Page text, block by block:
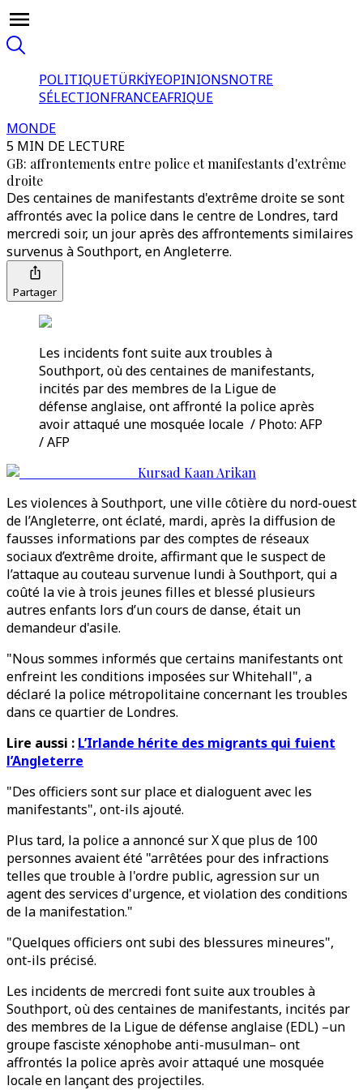
POLITIQUETÜRKİYEOPINIONSNOTRE
SÉLECTIONFRANCEAFRIQUE
MONDE
5 MIN DE LECTURE
GB: affrontements entre police et manifestants d'extrême
droite
Des centaines de manifestants d'extrême droite se sont
affrontés avec la police dans le centre de Londres, tard
mercredi soir, un jour après des affrontements similaires
survenus à Southport, en Angleterre.
Partager
Les incidents font suite aux troubles à
Southport, où des centaines de manifestants,
incités par des membres de la Ligue de
défense anglaise, ont affronté la police après
avoir attaqué une mosquée locale / Photo: AFP
/ AFP
Kursad Kaan Arikan
Les violences à Southport, une ville côtière du nord-ouest
de l’Angleterre, ont éclaté, mardi, après la diffusion de
fausses informations par des comptes de réseaux
sociaux d’extrême droite, affirmant que le suspect de
l’attaque au couteau survenue lundi à Southport, qui a
coûté la vie à trois jeunes filles et blessé plusieurs
autres enfants lors d’un cours de danse, était un
demandeur d'asile.
"Nous sommes informés que certains manifestants ont
enfreint les conditions imposées sur Whitehall", a
déclaré la police métropolitaine concernant les troubles
dans ce quartier de Londres.
Lire aussi : L’Irlande hérite des migrants qui fuient
l’Angleterre
"Des officiers sont sur place et dialoguent avec les
manifestants", ont-ils ajouté.
Plus tard, la police a annoncé sur X que plus de 100
personnes avaient été "arrêtées pour des infractions
telles que trouble à l'ordre public, agression sur un
agent des services d'urgence, et violation des conditions
de la manifestation."
"Quelques officiers ont subi des blessures mineures",
ont-ils précisé.
Les incidents de mercredi font suite aux troubles à
Southport, où des centaines de manifestants, incités par
des membres de la Ligue de défense anglaise (EDL) –un
groupe fasciste xénophobe anti-musulman– ont
affrontés la police après avoir attaqué une mosquée
locale en lançant des projectiles.